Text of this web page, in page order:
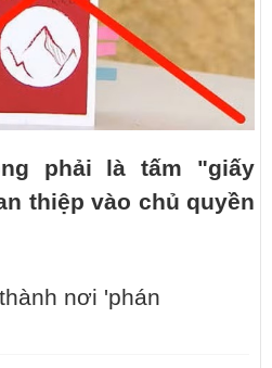
phải là tấm "giấy
thiệp vào chủ quyền
nơi 'phán